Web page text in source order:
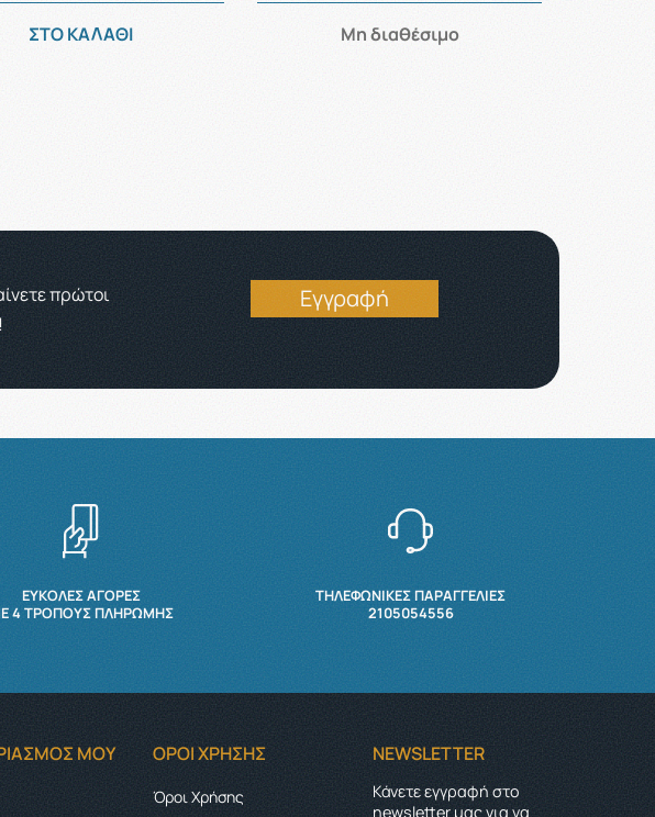
ΣΤΟ ΚΑΛΑΘΙ Μη διαθέσιμο
πρώτοι
Εγγραφή
ΕΥΚΟΛΕΣ ΑΓΟΡΕΣ
4 ΤΡΌΠΟΥΣ ΠΛΗΡΩΜΉΣ
ΤΗΛΕΦΩΝΙΚΕΣ ΠΑΡΑΓΓΕΛΙΕΣ
2105054556
ΜΟΥ ΌΡΟΙ ΧΡΉΣΗΣ
Όροι Χρήσης
NEWSLETTER
Κάνετε εγγραφή στο
newsletter μας για να